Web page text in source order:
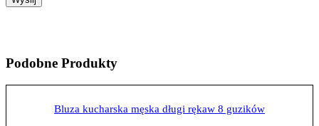
Podobne Produkty
Bluza kucharska męska długi rękaw 8 guzików